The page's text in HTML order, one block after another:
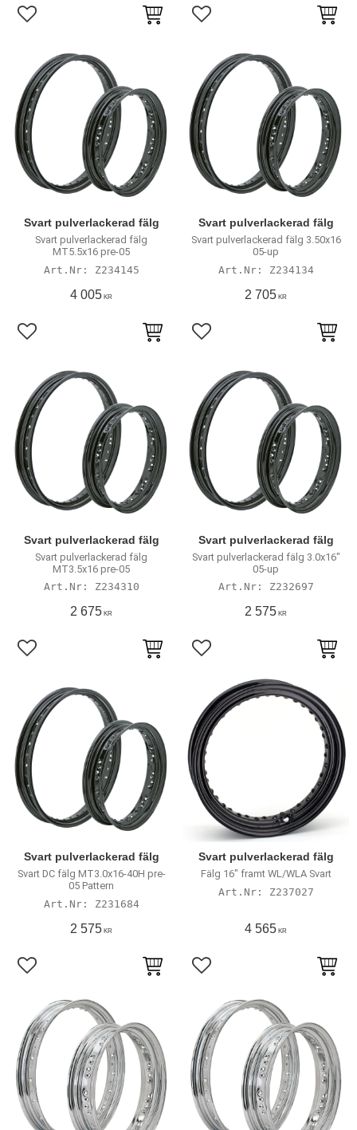
Lägg till i favoriter Lägg till i favoriter
Svart pulverlackerad fälg
Svart pulverlackerad fälg
MT5.5x16 pre-05
Z234145
4 005 KR
Lägg till i favoriter
Svart pulverlackerad fälg
Svart pulverlackerad fälg 3.50x16
05-up
Z234134
2 705 KR
Lägg till i favoriter
Svart pulverlackerad fälg
Svart pulverlackerad fälg
MT3.5x16 pre-05
Z234310
2 675 KR
Lägg till i favoriter
Svart pulverlackerad fälg
Svart pulverlackerad fälg 3.0x16"
05-up
Z232697
2 575 KR
Lägg till i favoriter
Svart pulverlackerad fälg
Svart DC fälg MT3.0x16-40H pre-
05 Pattern
Z231684
2 575 KR
Lägg till i favoriter
Svart pulverlackerad fälg
Fälg 16" framt WL/WLA Svart
Z237027
4 565 KR
Lägg till i favoriter